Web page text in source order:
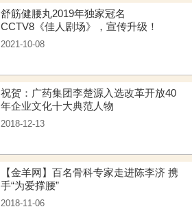
舒筋健腰丸2019年独家冠名
CCTV8《佳人剧场》，宣传升级！
2021-10-08
祝贺：广药集团李楚源入选改革开放40
年企业文化十大典范人物
2018-12-13
【金羊网】百名骨科专家走进陈李济 携
手“为爱撑腰”
2018-11-06